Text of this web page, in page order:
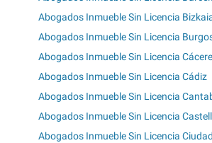
Abogados Inmueble Sin Licencia
Abogados Inmueble Sin Licencia
Abogados Inmueble Sin Licencia
Abogados Inmueble Sin Licencia Cádiz
Abogados Inmueble Sin Licencia
Abogados Inmueble Sin Licencia
Abogados Inmueble Sin Licencia